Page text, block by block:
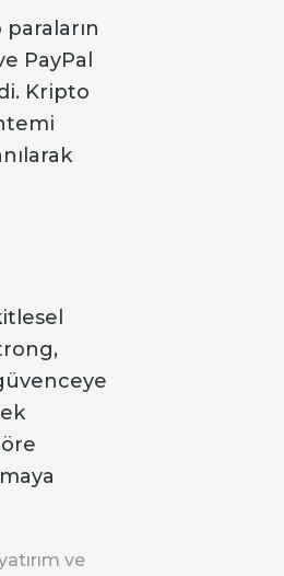
PayPal
Kripto
ve